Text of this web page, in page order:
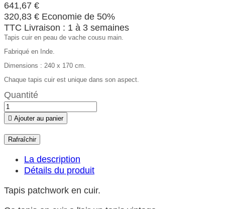
641,67 €
320,83 € Economie de 50%
TTC Livraison : 1 à 3 semaines
Tapis cuir en peau de vache cousu main.
Fabriqué en Inde.
Dimensions : 240 x 170 cm.
Chaque tapis cuir est unique dans son aspect.
Quantité
 Ajouter au panier
La description
Détails du produit
Tapis patchwork en cuir.